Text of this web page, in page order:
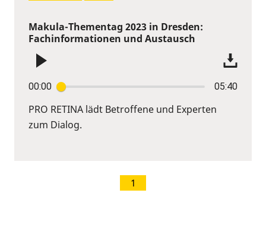
Makula-Thementag 2023 in Dresden:
Fachinformationen und Austausch
00:00 05:40
PRO RETINA lädt Betroffene und Experten
zum Dialog.
1